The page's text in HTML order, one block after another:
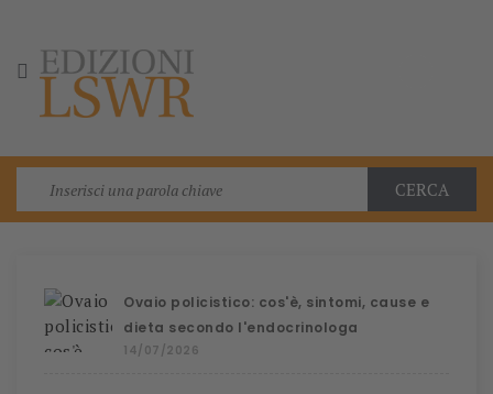

CERCA
Ovaio policistico: cos'è, sintomi, cause e
dieta secondo l'endocrinologa
14/07/2026